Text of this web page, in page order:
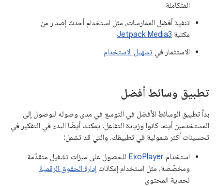
المتكاملة
تنفيذ أفضل الممارسات، مثل استخدام أحدث إصدار من
مكتبة Jetpack Media3
الاستثمار في تسهيل الاستخدام
تطبيق وسائط أفضل
بدأ تطبيق الوسائط الأفضل في التوسع في مدى وصوله للوصول إلى
المستخدمين أينما كانوا وزيادة التفاعل. يمكنك أيضًا البدء في التفكير في
تحسينات أكثر شمولية في تطبيقك، والتي قد تشمل:
استخدام ExoPlayer للحصول على ميزات تشغيل متقدّمة
ومخصّصة، مثل استخدام إمكانات إدارة الحقوق الرقمية
لحماية المحتوى